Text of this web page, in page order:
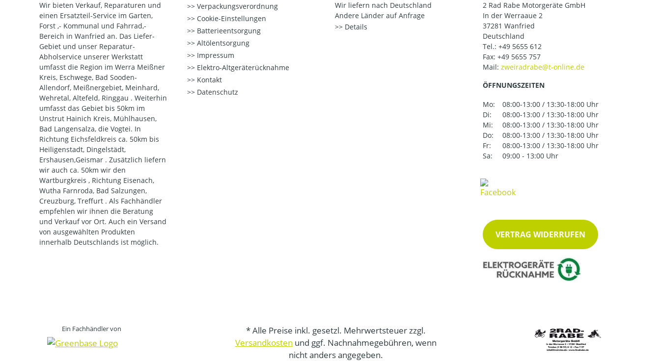
Wir bieten Verkauf, Reparaturen und
einen Ersatzteil-Service im Garten,
Forst ,- Kommunal und Fahrrad,-
Bereich in Wanfried an. Das Liefer-
Gebiet und unser Reparatur-
Abholservice unserer Werkstatt
umfasst die Region im Werra Meißner
Kreis, Eschwege, Bad Sooden-
Allendorf, Meißnergebiet, Meinhard,
Wehretal, Altefeld, Ringgau . Weiterhin
umfasst das Gebiet bis 50km im
Unstrut Hainich Kreis, Mühlhausen,
Bad Langensalza, die Vogtei. In
Richtung Eichsfeldkreis ca. 50km bis
Heiligenstadt, Dingelstädt,
Ershausen,Geismar . Zusätzlich liefern
wir auch ca. 50km wir den
Wartburgkreis , Richtung Eisenach,
Wutha Farnroda, Bad Salzungen,
Creuzburg, Treffurt . Als Fachhändler
empfehlen wir ihnen die Beratung
und Verkauf vor Ort. Auch ein Versand
von ausgewählten Produkten
innerhalb Deutschlands ist möglich.
Verpackungsverordnung
Cookie-Einstellungen
Batterieentsorgung
Altölentsorgung
Impressum
Elektro-Altgeräterücknahme
Kontakt
Datenschutz
Wir liefern nach Deutschland
Andere Länder auf Anfrage
Details
2 Rad Rabe Motorgeräte GmbH
In der Werraaue 2
37281 Wanfried
Deutschland
Tel.: +49 5655 612
Fax: +49 5655 757
Mail:
ÖFFNUNGSZEITEN
Mo:
08:00-13:00 / 13:30-18:00 Uhr
Di:
08:00-13:00 / 13:30-18:00 Uhr
Mi:
08:00-13:00 / 13:30-18:00 Uhr
Do:
08:00-13:00 / 13:30-18:00 Uhr
Fr:
08:00-13:00 / 13:30-18:00 Uhr
Sa:
09:00 - 13:00 Uhr
VERTRAG WIDERRUFEN
Ein Fachhändler von
* Alle Preise inkl. gesetzl. Mehrwertsteuer zzgl.
Versandkosten und ggf. Nachnahmegebühren, wenn
nicht anders angegeben.